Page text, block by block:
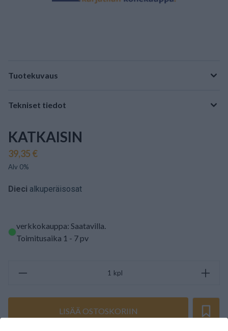
Tuotekuvaus
Tekniset tiedot
KATKAISIN
39,35 €
Alv 0%
Dieci alkuperäisosat
verkkokauppa: Saatavilla.
Toimitusaika 1 - 7 pv
kpl
LISÄÄ OSTOSKORIIN